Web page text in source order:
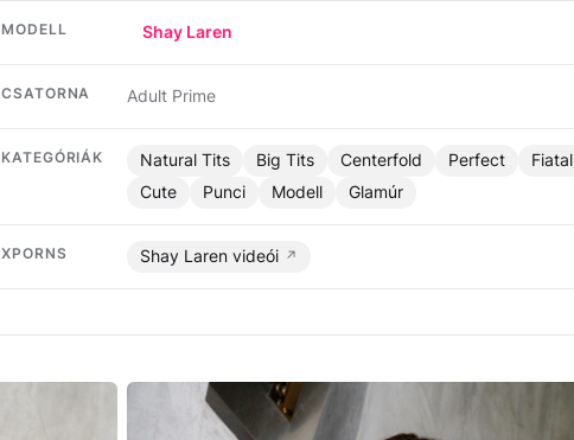
MODELL Shay Laren
CSATORNA Adult Prime
KATEGÓRIÁK Natural Tits Big Tits Centerfold Perfect Fiatal
Cute
Punci Modell Glamúr
XPORNS Shay Laren videói